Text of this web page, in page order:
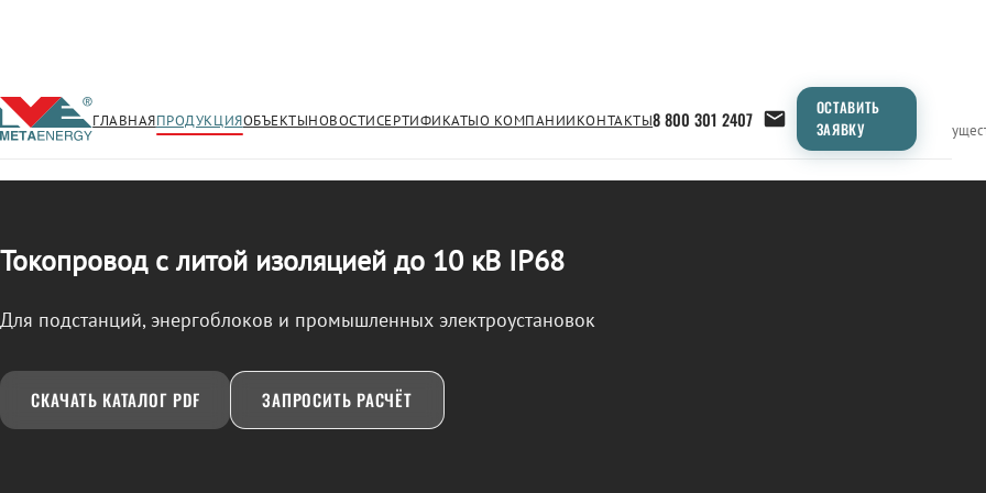
ГЛАВНАЯПРОДУКЦИЯОБЪЕКТЫНОВОСТИСЕРТИФИКАТЫО КОМПАНИИКОНТАКТЫ8 800 301 2407
ОСТАВИТЬ
ЗАЯВКУ
← Продукция/ТОКОПРОВОД Применение Продукция ТипоразмерыСравнение
Токопровод с литой изоляцией до 10 кВ IP68
Для подстанций, энергоблоков и промышленных электроустановок
СКАЧАТЬ КАТАЛОГ PDF ЗАПРОСИТЬ РАСЧЁТ